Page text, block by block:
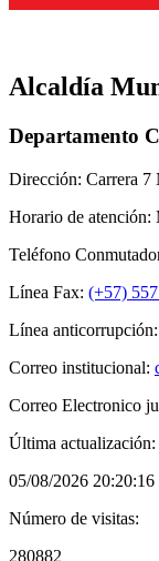
Alcaldía
Departamento
Dirección: Carrera 7
Horario de atención:
Teléfono
Línea Fax: (+57)
Línea anticorrupción:
Correo institucional:
Correo Electronico
Última actualización:
05/08/2026 20:20:16
Número de visitas:
280882